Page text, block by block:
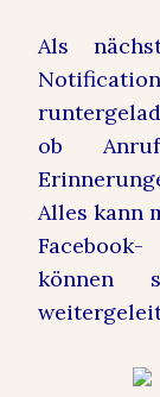
Als
ob
Alles kann
können